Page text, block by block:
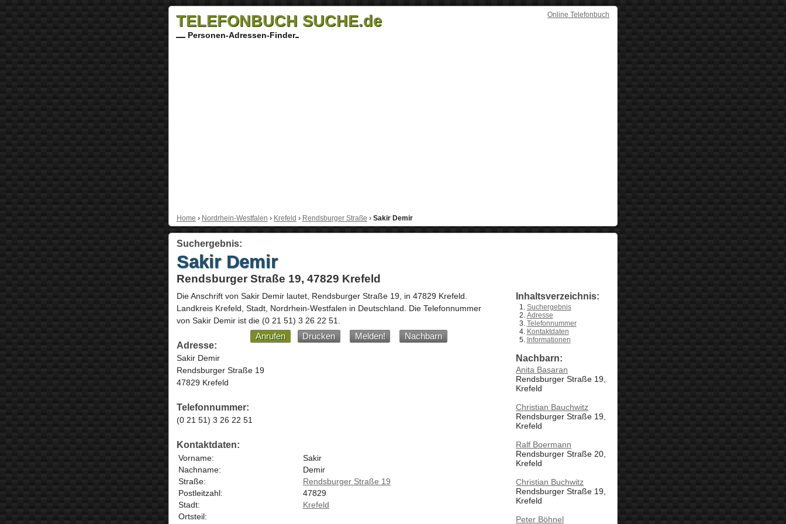
Online Telefonbuch
TELEFONBUCH SUCHE.de
Personen-Adressen-Finder
Home › Nordrhein-Westfalen › Krefeld › Rendsburger Straße › Sakir Demir
Suchergebnis:
Sakir Demir
Rendsburger Straße 19, 47829 Krefeld
Die Anschrift von Sakir Demirlautet, Rendsburger Straße 19, in 47829 Krefeld
Landkreis Krefeld, Stadt, Nordrhein-Westfalen in Deutschland
Die Telefonnummer
von Sakir Demir ist die (0 21 51) 3 26 22 51
Anrufen Drucken Melden!
Nachbarn
Adresse:
Sakir Demir
Rendsburger Straße 19
47829 Krefeld
Telefonnummer:
(0 21 51) 3 26 22 51
Kontaktdaten:
Vorname:
Sakir
Nachname:
Demir
Straße:
Rendsburger Straße 19
Postleitzahl:
47829
Stadt:
Krefeld
Ortsteil:
Inhaltsverzeichnis:
Suchergebnis
Adresse
Telefonnummer
Kontaktdaten
Informationen
Nachbarn:
Anita Basaran
Rendsburger Straße 19,
Krefeld
Christian Bauchwitz
Rendsburger Straße 19,
Krefeld
Ralf Boermann
Rendsburger Straße 20,
Krefeld
Christian Buchwitz
Rendsburger Straße 19,
Krefeld
Peter Böhnel